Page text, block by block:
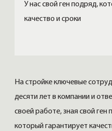
У нас свой ген подряд,
качество и сроки
На стройке ключевые
десяти лет в компании и
своей работе, зная свой ген
который гарантирует